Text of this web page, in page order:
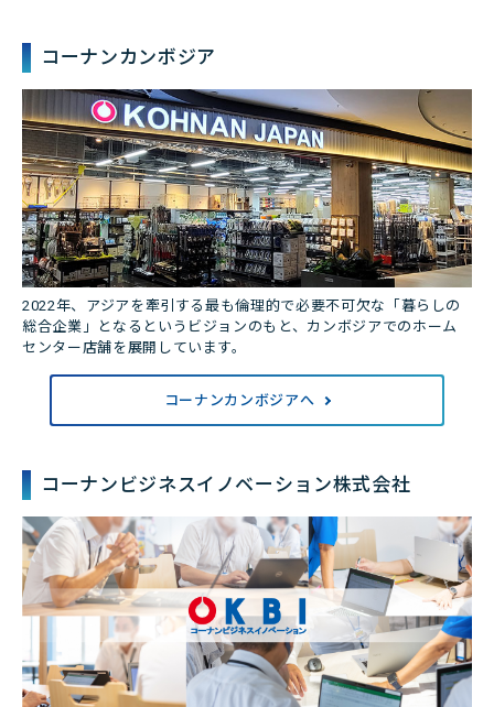
コーナンカンボジア
2022年、アジアを牽引する最も倫理的で必要不可欠な「暮らしの
総合企業」となるというビジョンのもと、カンボジアでのホーム
センター店舗を展開しています。
コーナンカンボジアへ
コーナンビジネスイノベーション株式会社